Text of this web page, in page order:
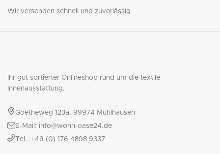
Wir versenden schnell und zuverlässig
Ihr gut sortierter Onlineshop rund um die textile
Innenausstattung.
Goetheweg 123a, 99974 Mühlhausen
E-Mail: info@wohn-oase24.de
Tel.: +49 (0) 176 4898 9337